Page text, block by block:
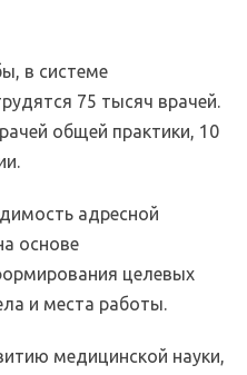
в системе
75 тысяч врачей.
общей практики, 10
адресной
основе
целевых
и места работы.
медицинской науки,